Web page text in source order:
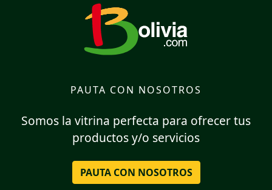
PAUTA CON NOSOTROS
Somos la vitrina perfecta para ofrecer tus
productos y/o servicios
PAUTA CON NOSOTROS